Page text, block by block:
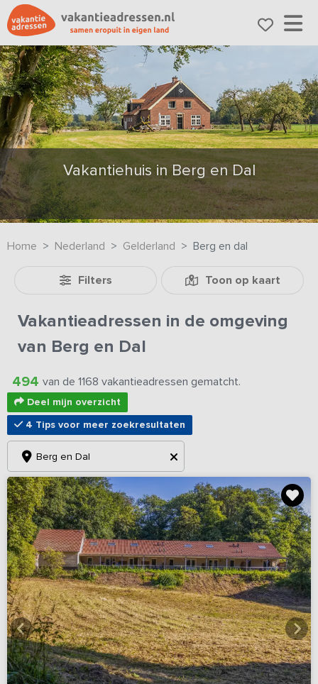
Vakantiehuis in Berg en Dal
Home Nederland Gelderland Berg en dal
Filters Toon op kaart
Vakantieadressen in de omgeving
van Berg en Dal
494 van de 1168 vakantieadressen gematcht.
Deel mijn overzicht
4 Tips voor meer zoekresultaten
Berg en Dal